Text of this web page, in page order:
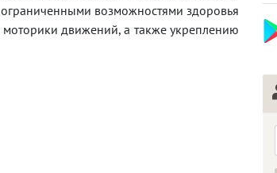
возможностями здоровья
движений, а также укреплению